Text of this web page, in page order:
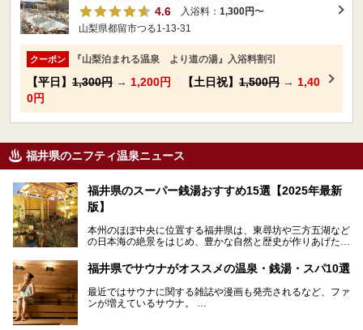
4.6
入浴料： 1,300円〜
山梨県都留市つる1-13-31
クーポン 『山梨泊まれる温泉 より道の湯』入浴料割引
【平日】 1,300円 → 1,200円 【土日祝】 1,500円 → 1,40
0円
福井県のニフティ温泉ニュース
福井県のスーパー銭湯おすすめ15選【2025年最新
版】
本州のほぼ中央に位置する福井県は、東尋坊や三方五湖など
の日本海の絶景をはじめ、豊かな自然と歴史が作りあげた見
る海産物、越前そば、ソースかつ丼などのグルメも人気で
す。
2024年春の北陸新幹線の延伸により、関西地方のみならず
首都圏からもアクセスしやすくなりました。今回は、そんな
福井県でおすすめのスーパー銭湯をご紹介します。
福井県でサウナがオススメの温泉・銭湯・スパ10選
最近ではサウナに関する雑誌や漫画も発売されるなど、ファ
ンが増えているサウナ。